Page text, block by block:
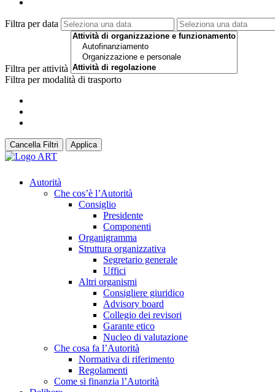
Filtra per data
Filtra per attività
Filtra per modalità di trasporto
Cancella Filtri Applica
Autorità
Che cos’è l’Autorità
Consiglio
Presidente
Componenti
Organigramma
Struttura organizzativa
Segretario generale
Uffici
Altri organismi
Consigliere giuridico
Advisory board
Collegio dei revisori
Garante etico
Nucleo di valutazione
Che cosa fa l’Autorità
Normativa di riferimento
Regolamenti
Come si finanzia l’Autorità